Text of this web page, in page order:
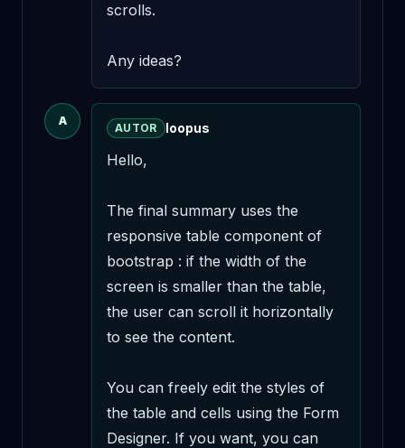
scrolls.
Any ideas?
A
AUTOR loopus
Hello,
The final summary uses the
responsive table component of
bootstrap : if the width of the
screen is smaller than the table,
the user can scroll it horizontally
to see the content.
You can freely edit the styles of
the table and cells using the Form
Designer. If you want, you can